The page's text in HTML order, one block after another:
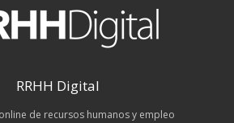
RRHH Digital
de recursos humanos y empleo